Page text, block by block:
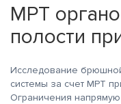
МРТ
полости
Исследование
системы за счет МРТ
Ограничения